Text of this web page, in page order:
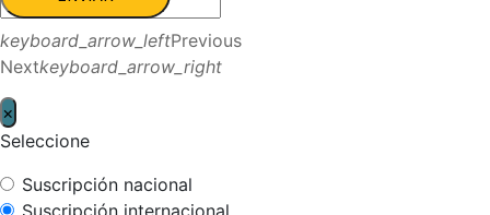
keyboard_arrow_leftPrevious
Nextkeyboard_arrow_right
×
Seleccione
Suscripción nacional
Suscripción internacional